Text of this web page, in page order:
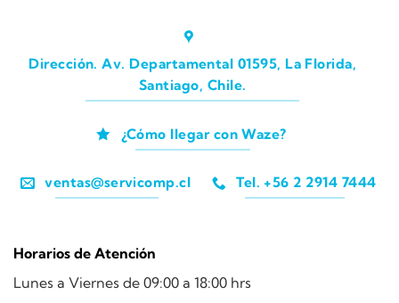
Dirección. Av. Departamental 01595, La Florida,
Santiago, Chile.
¿Cómo llegar con Waze?
ventas@servicomp.cl Tel. +56 2 2914 7444
Horarios de Atención
Lunes a Viernes de 09:00 a 18:00 hrs